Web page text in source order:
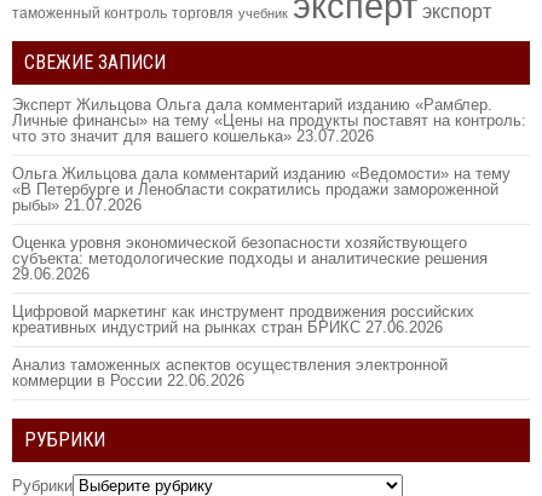
таможенный контроль торговля учебник экспорт
СВЕЖИЕ ЗАПИСИ
Эксперт Жильцова Ольга дала комментарий изданию «Рамблер.
Личные финансы» на тему «Цены на продукты поставят на контроль:
что это значит для вашего кошелька» 23.07.2026
Ольга Жильцова дала комментарий изданию «Ведомости» на тему
«В Петербурге и Ленобласти сократились продажи замороженной
рыбы» 21.07.2026
Оценка уровня экономической безопасности хозяйствующего
субъекта: методологические подходы и аналитические решения
29.06.2026
Цифровой маркетинг как инструмент продвижения российских
креативных индустрий на рынках стран БРИКС 27.06.2026
Анализ таможенных аспектов осуществления электронной
коммерции в России 22.06.2026
РУБРИКИ
Рубрики